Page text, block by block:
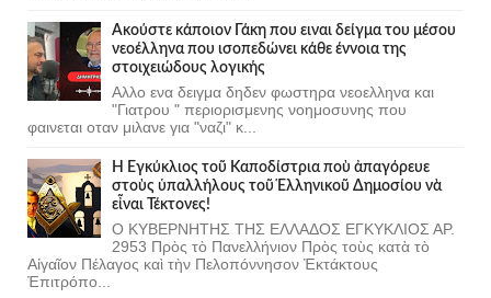
Ακούστε κάποιον Γάκη που ειναι δείγμα του μέσου
νεοέλληνα που ισοπεδώνει κάθε έννοια της
στοιχειώδους λογικής
Αλλο ενα δειγμα δηδεν φωστηρα νεοελληνα και
"Γιατρου " περιορισμενης νοημοσυνης που
φαινεται οταν μιλανε για "ναζι" κ...
Ἡ Ἐγκύκλιος τοῦ Καποδίστρια ποὺ ἀπαγόρευε
στοὺς ὑπαλλήλους τοῦ Ἑλληνικοῦ Δημοσίου νὰ
εἶναι Τέκτονες!
Ο ΚΥΒΕΡΝΗΤΗΣ ΤΗΣ ΕΛΛΑΔΟΣ ΕΓΚΥΚΛΙΟΣ ΑΡ.
2953 Πρὸς τὸ Πανελλήνιον Πρὸς τοὺς κατὰ τὸ
Αἰγαῖον Πέλαγος καὶ τὴν Πελοπόννησον Ἐκτάκτους
Ἐπιτρόπο...